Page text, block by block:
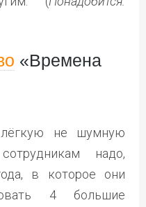
«Времена
не шумную
надо,
в которое они
4 большие